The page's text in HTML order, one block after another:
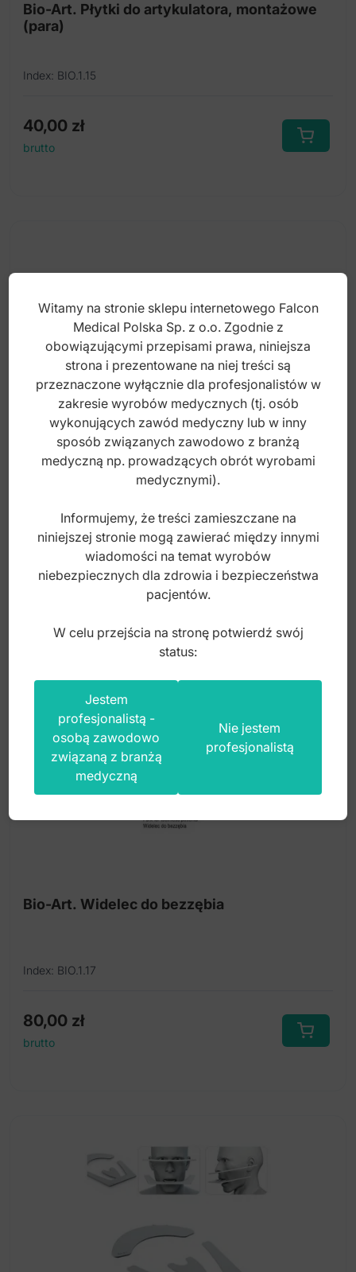
Bio-Art. Płytki do artykulatora, montażowe
(para)
Index: BIO.1.15
40,00 zł
brutto
Bio-Art. Wspornik do widelca
Index: BIO.1.16
115,00zł
Bio-Art. Widelec do bezzębia
Index: BIO.1.17
80,00 zł
brutto
Witamy na stronie sklepu internetowego Falcon
Medical Polska Sp. z o.o. Zgodnie z
obowiązującymi przepisami prawa, niniejsza
strona i prezentowane na niej treści są
przeznaczone wyłącznie dla profesjonalistów w
zakresie wyrobów medycznych (tj. osób
wykonujących zawód medyczny lub w inny
sposób związanych zawodowo z branżą
medyczną np. prowadzących obrót wyrobami
medycznymi).
Informujemy, że treści zamieszczane na
niniejszej stronie mogą zawierać między innymi
wiadomości na temat wyrobów
niebezpiecznych dla zdrowia i bezpieczeństwa
pacjentów.
W celu przejścia na stronę potwierdź swój
status:
Jestem
profesjonalistą -
osobą zawodowo
związaną z branżą
medyczną
Nie jestem
profesjonalistą